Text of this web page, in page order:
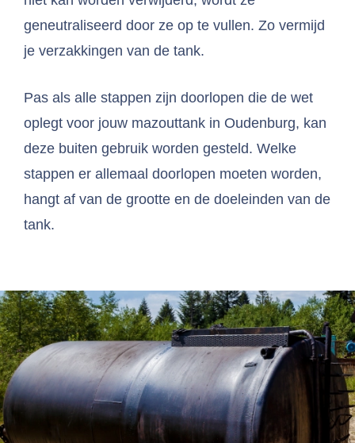
geneutraliseerd door ze op te vullen. Zo vermijd
je verzakkingen van de tank.
Pas als alle stappen zijn doorlopen die de wet
oplegt voor jouw mazouttank in Oudenburg, kan
deze buiten gebruik worden gesteld. Welke
stappen er allemaal doorlopen moeten worden,
hangt af van de grootte en de doeleinden van de
tank.